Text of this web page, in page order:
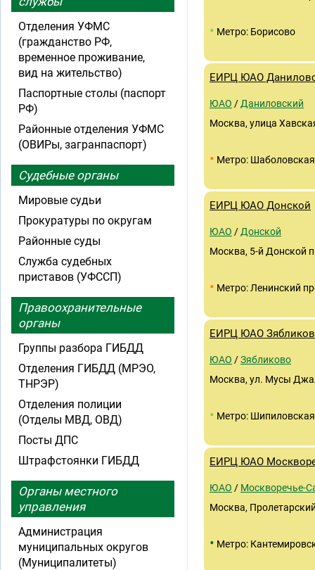
• Метро: Борисово
ЕИРЦ ЮАО
ЮАО / Даниловский
Москва, улица
• Метро: Шаболовская
ЕИРЦ ЮАО Донской
ЮАО / Донской
Москва, 5-й Донской
• Метро: Ленинский
ЕИРЦ ЮАО
ЮАО /Зябликово
Москва, ул. Мусы
• Метро: Шипиловская
ЕИРЦ ЮАО
ЮАО / Москворечье-
Москва,
• Метро:
Отделения УФМС
(гражданство РФ,
временное проживание,
вид на жительство)
Паспортные столы (паспорт
РФ)
Районные отделения УФМС
(ОВИРы, загранпаспорт)
Судебные органы
Мировые судьи
Прокуратуры по округам
Районные суды
Служба судебных
приставов (УФССП)
Правоохранительные
органы
Группы разбора ГИБДД
Отделения ГИБДД (МРЭО,
ТНРЭР)
Отделения полиции
(Отделы МВД, ОВД)
Посты ДПС
Штрафстоянки ГИБДД
Органы местного
управления
Администрация
муниципальных округов
(Муниципалитеты)